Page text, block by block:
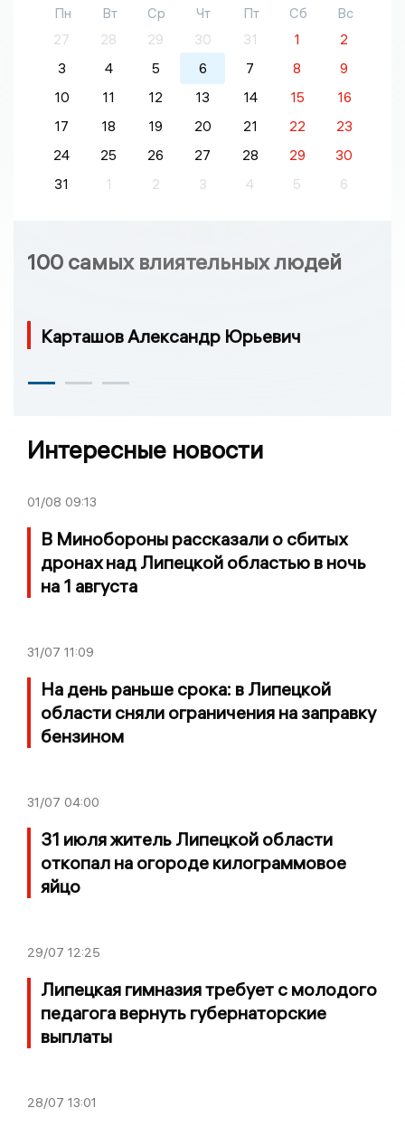
Пн Вт Ср Чт Пт Сб
Вс
27
28 29 30 31 1
2
3
4 5 6 7 8
9
10
11 12 13 14 15
16
17
18 19 20 21 22
23
24
25 26 27 28 29
30
31
1 2 3 4 5 6
100 самых влиятельных людей
Карташов Александр Юрьевич
Интересные новости
01/08 09:13
В Минобороны рассказали о сбитых
дронах над Липецкой областью в ночь
на 1 августа
31/07 11:09
На день раньше срока: в Липецкой
области сняли ограничения на заправку
бензином
31/07 04:00
31 июля житель Липецкой области
откопал на огороде килограммовое
яйцо
29/07 12:25
Липецкая гимназия требует с молодого
педагога вернуть губернаторские
выплаты
28/07 13:01